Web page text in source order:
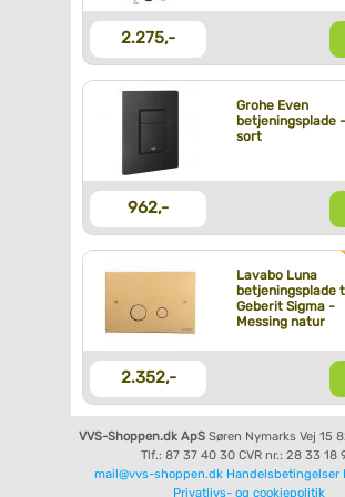
2.275,-
Grohe Even
betjeningsplade
sort
962,-
Lavabo Luna
betjeningsplade
Geberit Sigma -
Messing natur
2.352,-
VVS-Shoppen.dk ApS Søren Nymarks Vej 15
Tlf.: 87 37 40 30 CVR nr.: 28 33 18
mail@vvs-shoppen.dk Handelsbetingelser
Privatlivs- og cookiepolitik